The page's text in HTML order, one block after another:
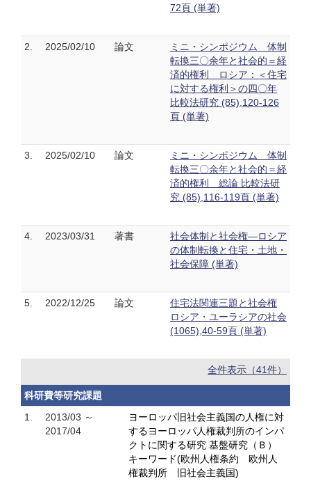
72頁 (単著)
2. 2025/02/10 論文
ミニ・シンポジウム 体制
転換三〇余年と社会的＝経
済的権利 ロシア：＜住宅
に対する権利＞の四〇年
比較法研究 (85),120-126
頁 (単著)
3. 2025/02/10 論文
ミニ・シンポジウム 体制
転換三〇余年と社会的＝経
済的権利 総論 比較法研
究 (85),116-119頁 (単著)
4. 2023/03/31 著書
社会体制と社会権―ロシア
の体制転換と住宅・土地・
社会保障 (単著)
5. 2022/12/25 論文
住宅法関連三題と社会権
ロシア・ユーラシアの社会
(1065),40-59頁 (単著)
全件表示（41件）
科研費等研究課題
1.
2013/03 ～
2017/04
ヨーロッパ旧社会主義国の人権に対
するヨーロッパ人権裁判所のインパ
クトに関する研究 基盤研究（Ｂ）
キーワード(欧州人権条約 欧州人
権裁判所 旧社会主義国)